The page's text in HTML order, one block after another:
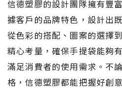
信德塑膠的設計團隊擁有豐
據客戶的品牌特色，設計出
從色彩的搭配、圖案的選擇
精心考量，確保手提袋能夠
滿足消費者的使用需求。不
格，信德塑膠都能把握好創